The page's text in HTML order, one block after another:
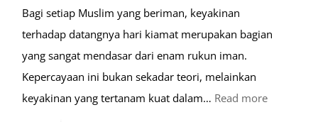
Bagi setiap Muslim yang beriman, keyakinan
terhadap datangnya hari kiamat merupakan bagian
yang sangat mendasar dari enam rukun iman.
Kepercayaan ini bukan sekadar teori, melainkan
keyakinan yang tertanam kuat dalam… Read more: